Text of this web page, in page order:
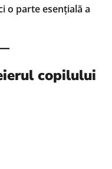
o parte esențială a
copilului